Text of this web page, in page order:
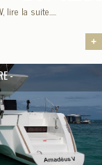
lire la suite.....
+
-